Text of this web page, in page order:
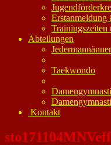
Erstanmeldung
Trainingszeiten
Abteilungen
Jedermannänner
Taekwondo
Kontakt